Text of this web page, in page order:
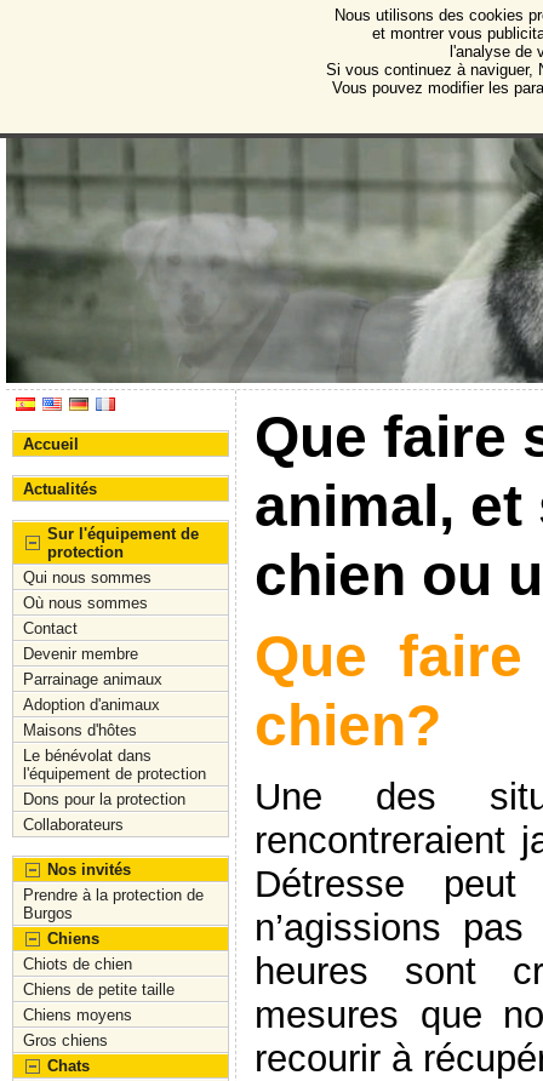
Protectora de Animales
Association pour la protection des animaux et des
Accueil
Actualités
Sur l'équipement de
protection
Qui nous sommes
Où nous sommes
Contact
Devenir membre
Parrainage animaux
Adoption d'animaux
Maisons d'hôtes
Le bénévolat dans
l'équipement de protection
Dons pour la protection
Collaborateurs
Nos invités
Prendre à la protection de
Burgos
Chiens
Chiots de chien
Chiens de petite taille
Chiens moyens
Gros chiens
Chats
Que faire
animal,
chien ou
Que
chien?
Une des
rencontreraient
Détresse
n’agissions
heures sont
mesures que
recourir à
Nous utilisons des cookies
et montrer vous
l'analyse de
Si vous continuez à naviguer,
Vous pouvez modifier les